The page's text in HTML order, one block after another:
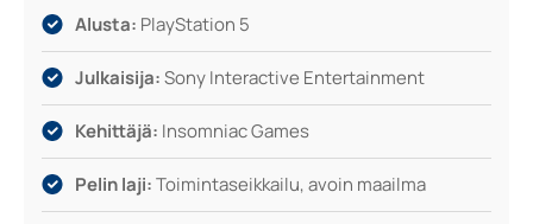
Alusta: PlayStation 5
Julkaisija:Sony Interactive Entertainment
Kehittäjä: Insomniac Games
Pelin laji:Toimintaseikkailu, avoin maailma